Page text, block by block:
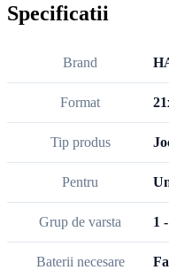
Specificatii
Brand
Format
Tip produs
Pentru
Grup de varsta 1
Baterii necesare